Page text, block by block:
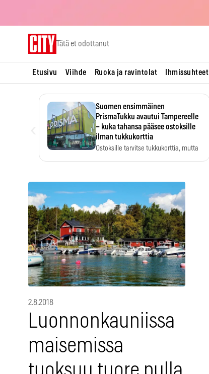
Tätä et odottanut
Etusivu Viihde Ruoka ja ravintolat Ihmissuhteet
Suomen ensimmäinen
PrismaTukku avautui Tampereelle
– kuka tahansa pääsee ostoksille
ilman tukkukorttia
Ostoksille tarvitse tukkukorttia, mutta
2.8.2018
Luonnonkauniissa
maisemissa